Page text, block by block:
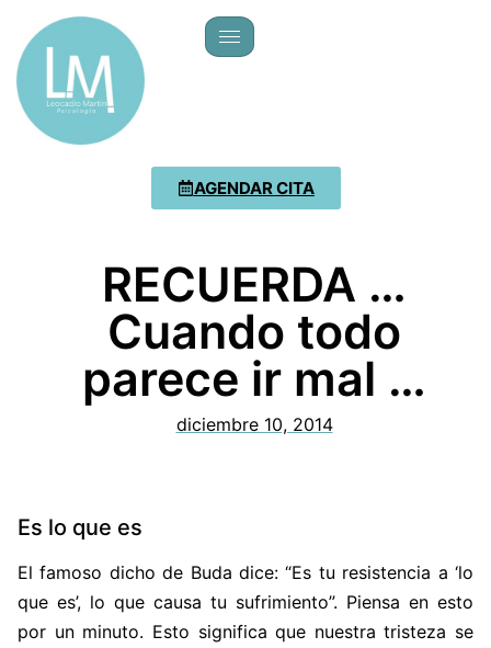
AGENDAR CITA
RECUERDA …
Cuando todo
parece ir mal …
diciembre 10, 2014
Es lo que es
El famoso dicho de Buda dice: “Es tu resistencia a ‘lo
que es’, lo que causa tu sufrimiento”. Piensa en esto
por un minuto. Esto significa que nuestra tristeza se